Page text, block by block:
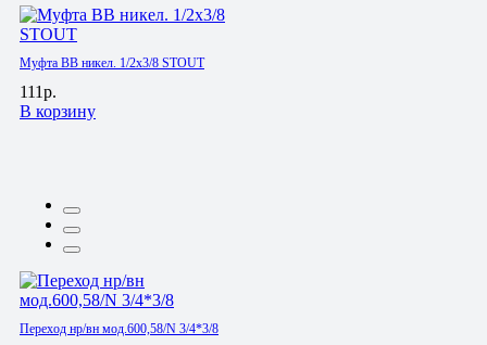
Муфта ВВ никел. 1/2х3/8 STOUT
111р.
В корзину
Переход нр/вн мод.600,58/N 3/4*3/8